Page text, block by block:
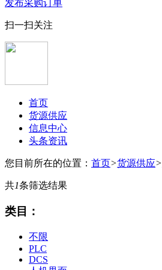
发布采购订单
扫一扫关注
首页
货源供应
信息中心
头条资讯
您目前所在的位置： 首页>货源供应>
共1条筛选结果
类目：
不限
PLC
DCS